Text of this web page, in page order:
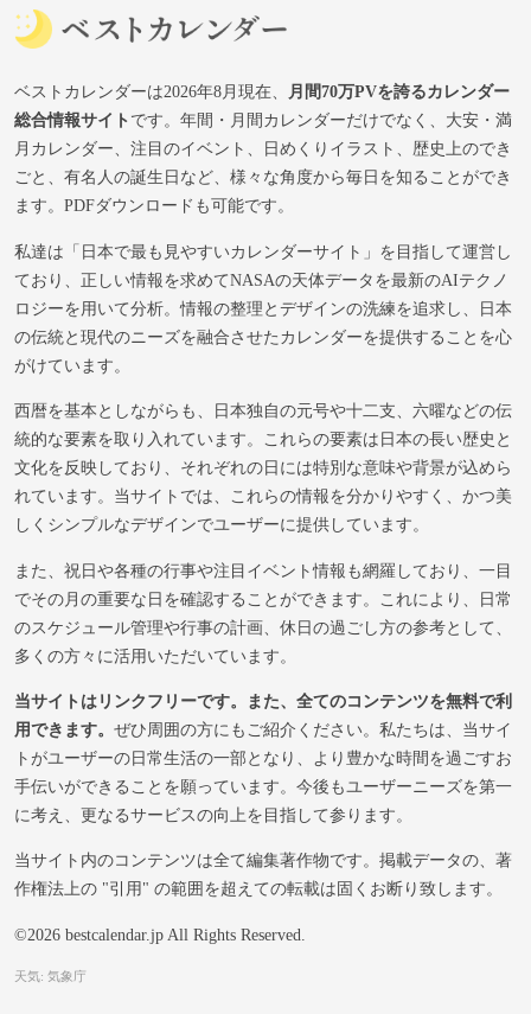
ベストカレンダーは2026年8月現在、
月間70万PVを誇るカレンダー
総合情報サイトです。年間・月間カレンダーだけでなく、大安・満
月カレンダー、注目のイベント、日めくりイラスト、歴史上のでき
ごと、有名人の誕生日など、様々な角度から毎日を知ることができ
ます。PDFダウンロードも可能です。
私達は「日本で最も見やすいカレンダーサイト」を目指して運営し
ており、正しい情報を求めてNASAの天体データを最新のAIテクノ
ロジーを用いて分析。情報の整理とデザインの洗練を追求し、日本
の伝統と現代のニーズを融合させたカレンダーを提供することを心
がけています。
西暦を基本としながらも、日本独自の元号や十二支、六曜などの伝
統的な要素を取り入れています。これらの要素は日本の長い歴史と
文化を反映しており、それぞれの日には特別な意味や背景が込めら
れています。当サイトでは、これらの情報を分かりやすく、かつ美
しくシンプルなデザインでユーザーに提供しています。
また、祝日や各種の行事や注目イベント情報も網羅しており、一目
でその月の重要な日を確認することができます。これにより、日常
のスケジュール管理や行事の計画、休日の過ごし方の参考として、
多くの方々に活用いただいています。
当サイトはリンクフリーです。また、全てのコンテンツを無料で利
用できます。 ぜひ周囲の方にもご紹介ください。私たちは、当サイ
トがユーザーの日常生活の一部となり、より豊かな時間を過ごすお
手伝いができることを願っています。今後もユーザーニーズを第一
に考え、更なるサービスの向上を目指して参ります。
当サイト内のコンテンツは全て編集著作物です。掲載データの、著
作権法上の "引用" の範囲を超えての転載は固くお断り致します。
©2026 bestcalendar.jp All Rights Reserved.
天気: 気象庁